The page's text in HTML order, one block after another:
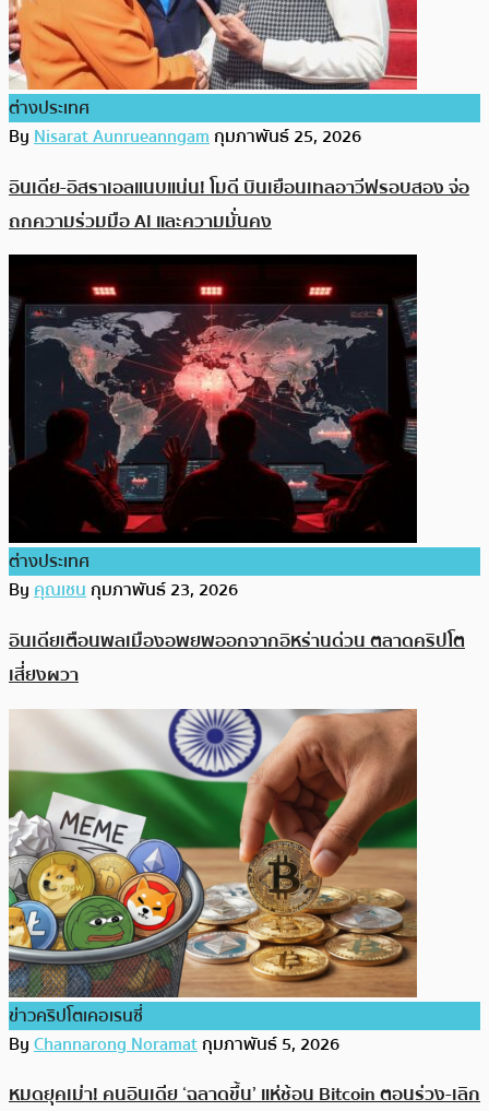
ต่างประเทศ
ByNisarat Aunrueanngamกุมภาพันธ์ 25, 2026
อินเดีย-อิสราเอลแนบแน่น! โมดี บินเยือนเทลอาวีฟรอบสอง จ่อ
ถกความร่วมมือ AI และความมั่นคง
ต่างประเทศ
Byคุณเชนกุมภาพันธ์ 23, 2026
อินเดียเตือนพลเมืองอพยพออกจากอิหร่านด่วน ตลาดคริปโต
เสี่ยงผวา
ข่าวคริปโตเคอเรนซี่
ByChannarong Noramatกุมภาพันธ์ 5, 2026
หมดยุคเม่า! คนอินเดีย ‘ฉลาดขึ้น’ แห่ช้อน Bitcoin ตอนร่วง-เลิก